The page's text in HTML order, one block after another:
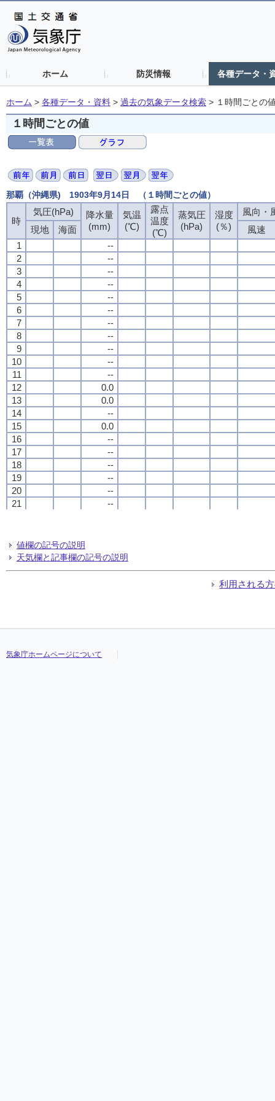
ホーム 防災情報 各種データ・
ホーム > 各種データ・資料 > 過去の気象データ検索 > １時間ごとの
１時間ごとの値
那覇（沖縄県) 1903年9月14日 （１時間ごとの値）
時
気圧(hPa)
降水量
(mm)
気温
(℃)
露点
温度
(℃)
蒸気圧
(hPa)
湿度
(％)
風向・
現地
海面
風速
1
--
2
--
3
--
4
--
5
--
6
--
7
--
8
--
9
--
10
--
11
--
12
0.0
13
0.0
14
--
15
0.0
16
--
17
--
18
--
19
--
20
--
21
--
24
時
気圧(hPa)
降水量
(mm)
気温
(℃)
露点
温度
(℃)
蒸気圧
(hPa)
湿度
(％)
風向・
現地
海面
風速
1
--
2
--
3
--
4
--
5
--
6
--
7
--
8
--
9
--
10
--
11
--
12
0.0
13
0.0
14
--
15
0.0
16
--
17
--
18
--
19
--
20
--
21
--
24
時
気圧(hPa)
降水量
(mm)
気温
(℃)
露点
温度
(℃)
蒸気圧
(hPa)
湿度
(％)
風向・
現地
海面
風速
1
--
2
--
3
--
4
--
5
--
6
--
7
--
8
--
9
--
10
--
11
--
12
0.0
13
0.0
14
--
15
0.0
16
--
17
--
18
--
19
--
20
--
21
--
24
時
気圧(hPa)
降水量
(mm)
気温
(℃)
露点
温度
(℃)
蒸気圧
(hPa)
湿度
(％)
風向・
現地
海面
風速
1
--
2
--
3
--
4
--
5
--
6
--
7
--
8
--
9
--
10
--
11
--
12
0.0
13
0.0
14
--
15
0.0
16
--
17
--
18
--
19
--
20
--
21
--
24
値欄の記号の説明
天気欄と記事欄の記号の説明
利用される
気象庁ホームページについて